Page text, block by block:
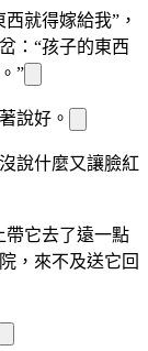
就得嫁給我”，
：“孩子的東西
”
說好。
說什麼又讓臉紅
帶它去了遠一點
，來不及送它回